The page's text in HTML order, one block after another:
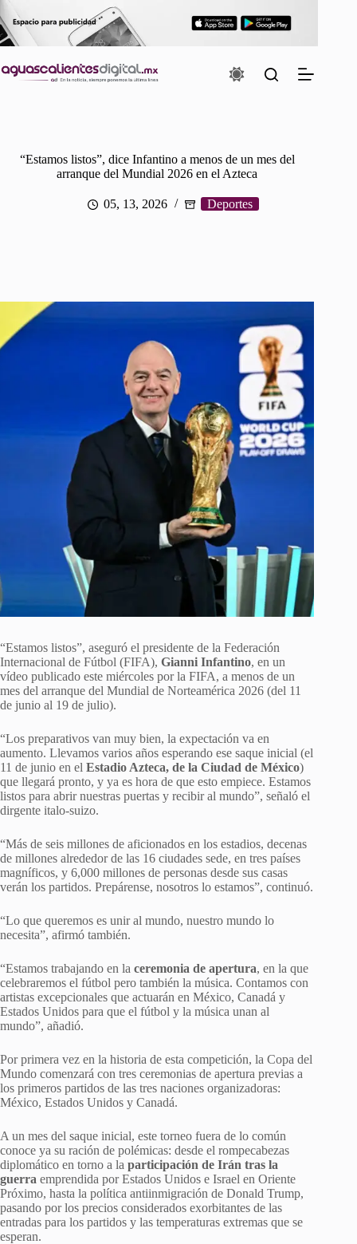
al
contenido
“Estamos listos”, dice Infantino a menos de un mes del
arranque del Mundial 2026 en el Azteca
05, 13, 2026 Deportes
“Estamos listos”, aseguró el presidente de la Federación
Internacional de Fútbol (FIFA), Gianni Infantino, en un
vídeo publicado este miércoles por la FIFA, a menos de un
mes del arranque del Mundial de Norteamérica 2026 (del 11
de junio al 19 de julio).
“Los preparativos van muy bien, la expectación va en
aumento. Llevamos varios años esperando ese saque inicial (el
11 de junio en el Estadio Azteca, de la Ciudad de México)
que llegará pronto, y ya es hora de que esto empiece. Estamos
listos para abrir nuestras puertas y recibir al mundo”, señaló el
dirgente italo-suizo.
“Más de seis millones de aficionados en los estadios, decenas
de millones alrededor de las 16 ciudades sede, en tres países
magníficos, y 6,000 millones de personas desde sus casas
verán los partidos. Prepárense, nosotros lo estamos”, continuó.
“Lo que queremos es unir al mundo, nuestro mundo lo
necesita”, afirmó también.
“Estamos trabajando en la ceremonia de apertura, en la que
celebraremos el fútbol pero también la música. Contamos con
artistas excepcionales que actuarán en México, Canadá y
Estados Unidos para que el fútbol y la música unan al
mundo”, añadió.
Por primera vez en la historia de esta competición, la Copa del
Mundo comenzará con tres ceremonias de apertura previas a
los primeros partidos de las tres naciones organizadoras:
México, Estados Unidos y Canadá.
A un mes del saque inicial, este torneo fuera de lo común
conoce ya su ración de polémicas: desde el rompecabezas
diplomático en torno a la participación de Irán tras la
guerra emprendida por Estados Unidos e Israel en Oriente
Próximo, hasta la política antiinmigración de Donald Trump,
pasando por los precios considerados exorbitantes de las
entradas para los partidos y las temperaturas extremas que se
esperan.